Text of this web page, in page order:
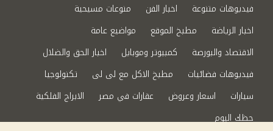
فيديوهات متنوعة
اخبار الفن
منوعات مسيحية
اخبار الرياضة
مطبخ الموقع
مواضيع عامة
الاقتصاد والبورصة
كمبيوتر وموبايل
اخبار الحق والضلال
فيديوهات فضائيات
مطبخ الاكل مع لى لى
تكنولوجيا
سيارات
اسعار وعروض عقارات في مصر
الابراج الفلكية
حظك اليوم